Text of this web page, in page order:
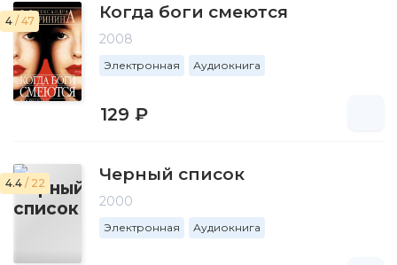
4 / 47 Когда боги смеются
2008
Электронная Аудиокнига
129 ₽
4.4 / 22 Черный список
2000
Электронная Аудиокнига